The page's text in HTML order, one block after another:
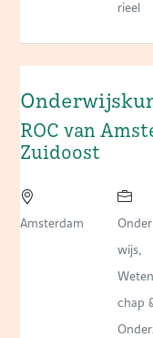
rieel
ROC van
Zuidoost
Amsterdam
Onder
wijs,
chap